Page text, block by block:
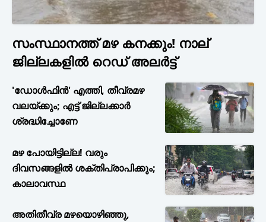
സംസ്ഥാനത്ത് മഴ കനക്കും! നാല്
ജില്ലകളിൽ റെഡ് അലർട്ട്
'ഡോൾഫിൻ' എത്തി, തീവ്രമഴ
വലയ്ക്കും; എട്ട് ജില്ലക്കാർ
ശ്രദ്ധിച്ചോണേ
മഴ പോയിട്ടില്ല! വരും
ദിവസങ്ങളിൽ ശക്തിപ്രാപിക്കും;
കാലാവസ്ഥ
അതിതീവ്ര മഴയൊഴിഞ്ഞു,